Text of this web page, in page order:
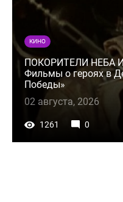
КИНО
ПОКОРИТЕЛИ НЕБА
Фильмы о героях в
Победы»
02 августа, 2026
1261 0